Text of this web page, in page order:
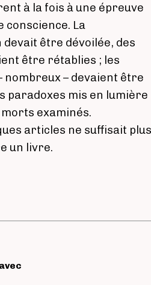
à la fois à une épreuve
conscience. La
être dévoilée, des
être rétablies ; les
nombreux – devaient être
paradoxes mis en lumière
examinés.
articles ne suffisait
un livre.